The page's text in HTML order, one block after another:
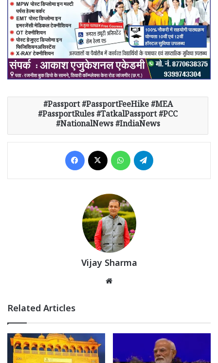
Passport #PassportFeeHike #MEA
#PassportRules #TatkalPassport #PCC
#NationalNews #IndiaNews
Facebook WhatsApp
Vijay Sharma
Related Articles